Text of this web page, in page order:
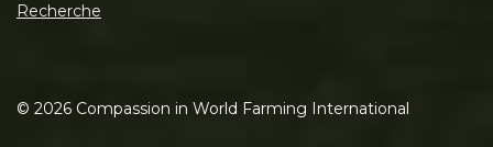
Recherche
© 2026 Compassion in World Farming International